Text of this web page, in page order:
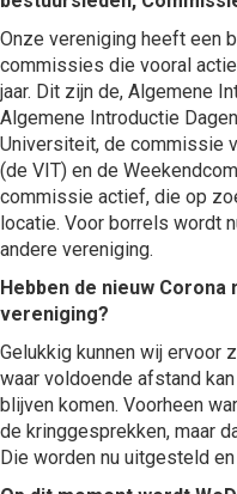
Onze vereniging heeft een
commissies die vooral
jaar. Dit zijn de, Algemene
Algemene Introductie
Universiteit, de commissie
(de VIT) en de
commissie actief, die op
locatie. Voor borrels wordt
andere vereniging.
Hebben de nieuw
vereniging?
Gelukkig kunnen wij ervoor
waar voldoende afstand
blijven komen. Voorheen
de kringgesprekken, maar
Die worden nu uitgesteld